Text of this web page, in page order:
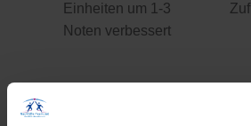
Einheiten um 1-3
Noten verbessert
Ihre Vorteile